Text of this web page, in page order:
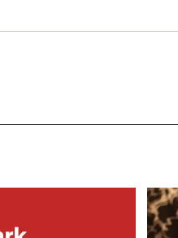
o serviço
por isso